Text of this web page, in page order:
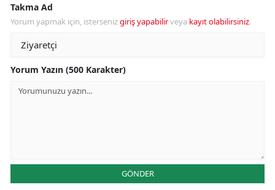
Takma Ad
Yorum yapmak için, istersenizgiriş yapabilirveya kayıt olabilirsiniz.
Yorum Yazın (500 Karakter)
GÖNDER